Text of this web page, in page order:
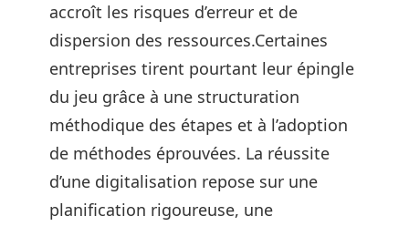
accroît les risques d’erreur et de
dispersion des ressources.Certaines
entreprises tirent pourtant leur épingle
du jeu grâce à une structuration
méthodique des étapes et à l’adoption
de méthodes éprouvées. La réussite
d’une digitalisation repose sur une
planification rigoureuse, une